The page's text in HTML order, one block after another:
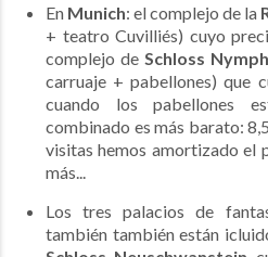
En Munich: el complejo de la
+ teatro Cuvilliés) cuyo
complejo de Schloss
carruaje + pabellones) que
cuando los pabellones
combinado es más barato:
visitas hemos amortizado el
más...
Los tres palacios de
también también están